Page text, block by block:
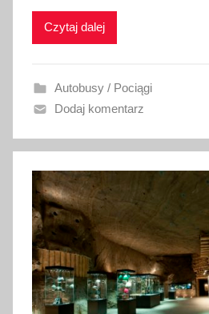
i
a
n
2
1
w
r
z
e
n
Czytaj dalej
Autobusy / Pociągi
Dodaj komentarz